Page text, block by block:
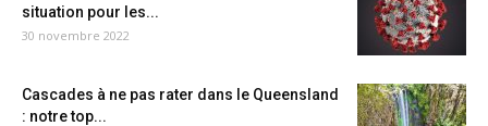
situation pour les...
30 novembre 2022
Cascades à ne pas rater dans le Queensland
: notre top...